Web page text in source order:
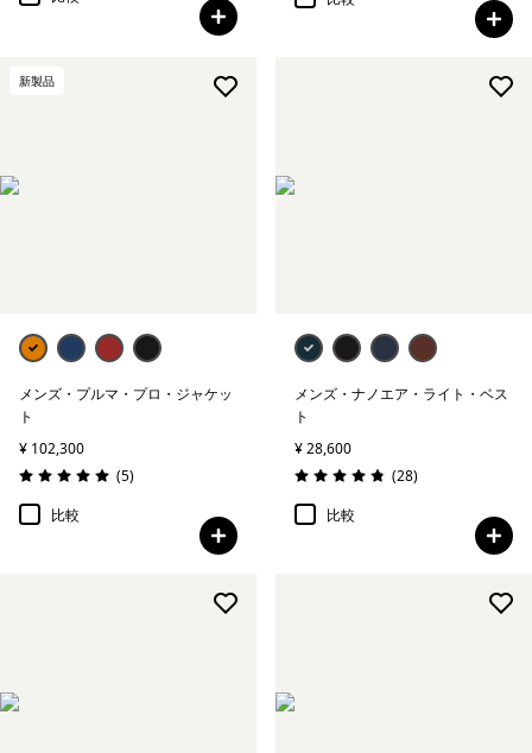
新製品
メンズ・プルマ・プロ・ジャケッ
ト
¥ 102,300
評価: 5.0 / 5
(5レビュー
)
比較
メンズ・ナノエア・ライト・ベス
ト
¥ 28,600
評価: 4.9 / 5
(28レビュー
)
比較